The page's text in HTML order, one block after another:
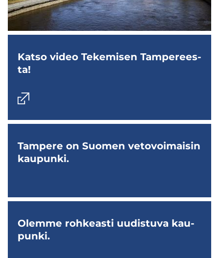
Katso video Te­ke­mi­sen Tam­pe­rees­
ta!
Tam­pe­re on Suo­men ve­to­voi­mai­sin
kau­pun­ki.
Olem­me roh­keas­ti uu­dis­tu­va kau­
pun­ki.